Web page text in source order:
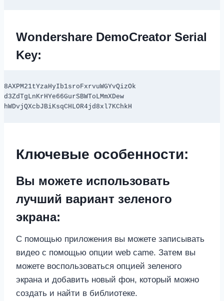
Wondershare DemoCreator Serial
Key:
8AXPM21tYzaHyIb1sroFxrvuWGYvQizOk
d3ZdTgLnKrHYe66GurSBWToLMmXDew
hWDvjQXcbJBiKsqCHLOR4jd8xl7KChkH
Ключевые особенности:
Вы можете использовать
лучший вариант зеленого
экрана:
С помощью приложения вы можете записывать
видео с помощью опции web came. Затем вы
можете воспользоваться опцией зеленого
экрана и добавить новый фон, который можно
создать и найти в библиотеке.